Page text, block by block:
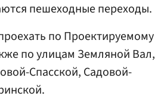
пешеходные переходы.
по Проектируемому
по улицам Земляной Вал,
Спасской, Садовой-